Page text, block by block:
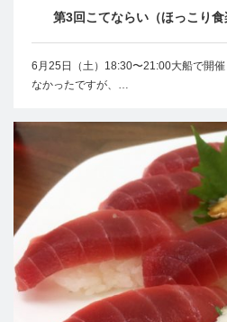
第3回こてならい（ほっこり食
6月25日（土）18:30〜21:00大船で開
なかったですが、…